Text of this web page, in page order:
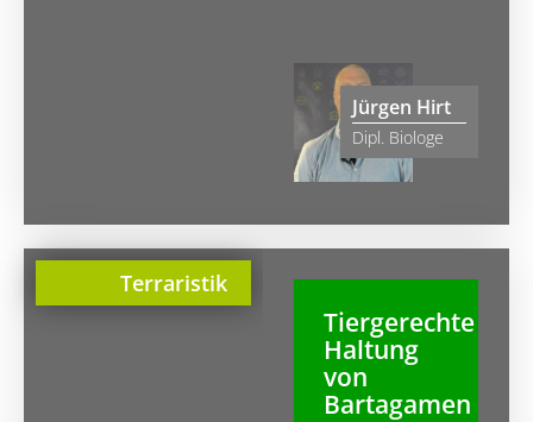
Jürgen Hirt
Dipl. Biologe
Terraristik
Tiergerechte
Haltung
von
Bartagamen